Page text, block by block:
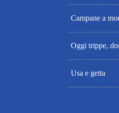
Campane a
Oggi trippe,
Usa e getta